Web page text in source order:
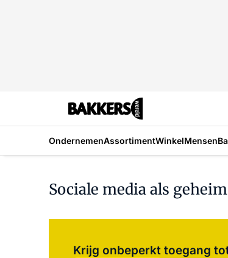
OndernemenAssortimentWinkelMensen
Sociale media als
Krijg onbeperkt toegang